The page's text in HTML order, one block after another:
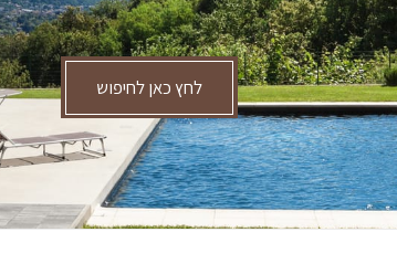
לחץ כאן לחיפוש